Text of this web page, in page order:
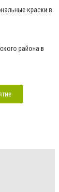
краски в
района в